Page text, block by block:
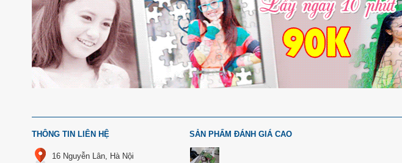
THÔNG TIN LIÊN HỆ
16 Nguyễn Lân, Hà Nội
SẢN PHẨM ĐÁNH GIÁ CAO